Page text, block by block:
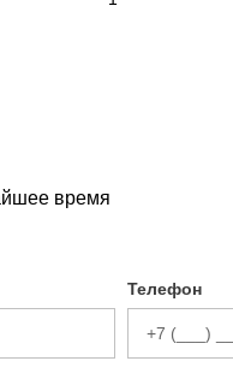
время
Телефон